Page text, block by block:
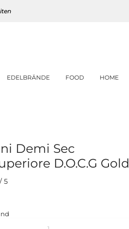
EDELBRÄNDE FOOD HOME
Demi Sec
D.O.C.G Gold
5